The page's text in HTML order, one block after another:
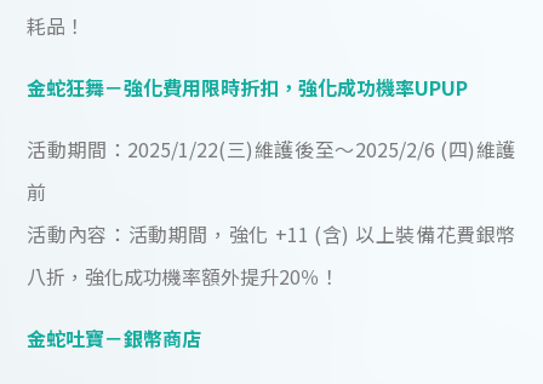
耗品！
金蛇狂舞－強化費用限時折扣，強化成功機率UPUP
活動期間：2025/1/22(三)維護後至～2025/2/6 (四)維護
前
活動內容：活動期間，強化 +11 (含) 以上裝備花費銀幣
八折，強化成功機率額外提升20％！
金蛇吐寶－銀幣商店